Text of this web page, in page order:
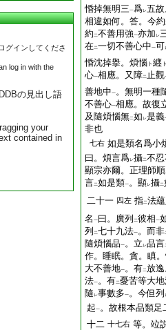
グインしてくださ
log in with the
の見出し語
your
contained in
惛掉無明三一爲レ五
相違如何。答。今約
約 二不善用強一亦加 レ
在二一切不善心中一可
惛沈掉擧。煩惱 ト 纒
心一相應。又障二止觀
善地中一。無明一種
不善心一相應。故復
及隨煩惱無二如 レ是義
非也
七右 如是類名爲
曰。煩言爲レ攝二不
顯宗亦爾。正理師順
言二如是類一。顯レ攝二
二十一 四左 指二法
名 一曰。廣列 二彼相一
列
二七十九法一。而非
隨煩惱品一。立 レ品言
作。睡眠。貪。瞋
大不善地一。有二放
法一。有二憂苦等大
隨 レ事數多一。今但列
起一。故根本品類足
十二 十七右 等。竝